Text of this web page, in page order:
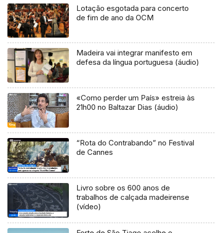
Lotação esgotada para concerto
de fim de ano da OCM
Madeira vai integrar manifesto em
defesa da língua portuguesa (áudio)
«Como perder um País» estreia às
21h00 no Baltazar Dias (áudio)
“Rota do Contrabando” no Festival
de Cannes
Livro sobre os 600 anos de
trabalhos de calçada madeirense
(vídeo)